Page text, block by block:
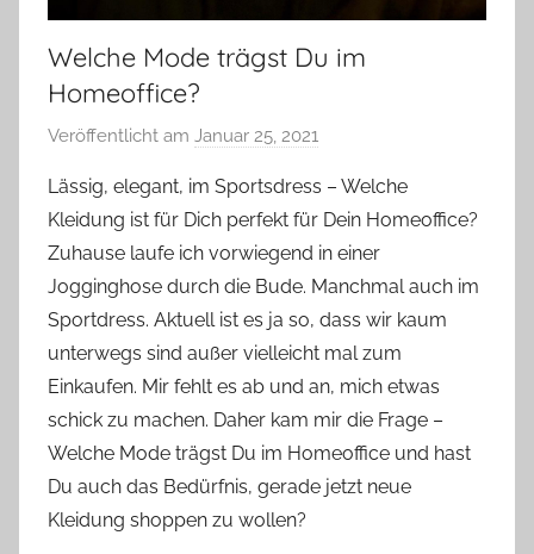
Welche Mode trägst Du im
Homeoffice?
Veröffentlicht am Januar 25, 2021
n
Y
v
o
n
n
e
Lässig, elegant, im Sportsdress – Welche
Kleidung ist für Dich perfekt für Dein Homeoffice?
Zuhause laufe ich vorwiegend in einer
Jogginghose durch die Bude. Manchmal auch im
Sportdress. Aktuell ist es ja so, dass wir kaum
unterwegs sind außer vielleicht mal zum
Einkaufen. Mir fehlt es ab und an, mich etwas
schick zu machen. Daher kam mir die Frage –
Welche Mode trägst Du im Homeoffice und hast
Du auch das Bedürfnis, gerade jetzt neue
Kleidung shoppen zu wollen?